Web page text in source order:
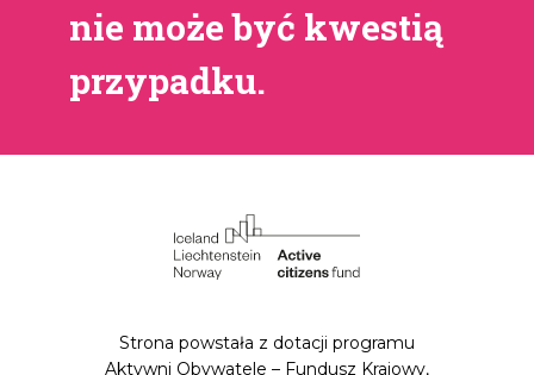
nie może być kwestią
przypadku.
Strona powstała z dotacji programu
Aktywni Obywatele – Fundusz Krajowy,